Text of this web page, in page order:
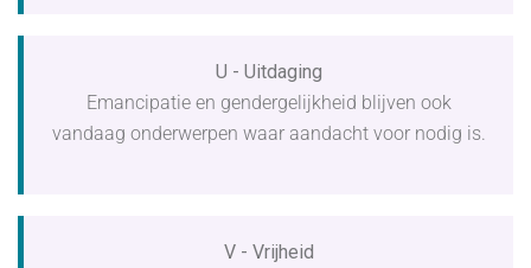
U - Uitdaging
Emancipatie en gendergelijkheid blijven ook
vandaag onderwerpen waar aandacht voor nodig is.
V - Vrijheid